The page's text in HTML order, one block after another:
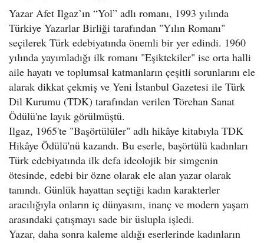
Yazar Afet Ilgaz’ın “Yol” adlı romanı, 1993 yılında
Türkiye Yazarlar Birliği tarafından "Yılın Romanı"
seçilerek Türk edebiyatında önemli bir yer edindi. 1960
yılında yayımladığı ilk romanı "Eşiktekiler" ise orta halli
aile hayatı ve toplumsal katmanların çeşitli sorunlarını ele
alarak dikkat çekmiş ve Yeni İstanbul Gazetesi ile Türk
Dil Kurumu (TDK) tarafından verilen Törehan Sanat
Ödülü'ne layık görülmüştü.
Ilgaz, 1965'te "Başörtülüler" adlı hikâye kitabıyla TDK
Hikâye Ödülü'nü kazandı. Bu eserle, başörtülü kadınları
Türk edebiyatında ilk defa ideolojik bir simgenin
ötesinde, edebi bir özne olarak ele alan yazar olarak
tanındı. Günlük hayattan seçtiği kadın karakterler
aracılığıyla onların iç dünyasını, inanç ve modern yaşam
arasındaki çatışmayı sade bir üslupla işledi.
Yazar, daha sonra kaleme aldığı eserlerinde kadınların